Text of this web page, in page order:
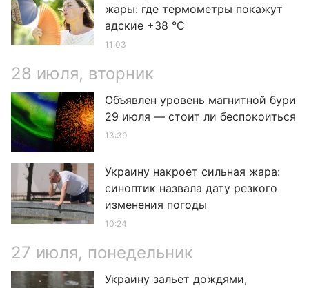
жары: где термометры покажут
адские +38 °C
11:03
28 июля, вторник
Объявлен уровень магнитной бури
29 июля — стоит ли беспокоиться
13:39
Украину накроет сильная жара:
синоптик назвала дату резкого
изменения погоды
10:24
27 июля, понедельник
Украину зальет дождями,